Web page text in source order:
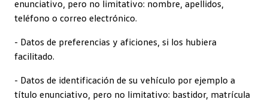
enunciativo, pero no limitativo: nombre, apellidos,
teléfono o correo electrónico.
- Datos de preferencias y aficiones, si los hubiera
facilitado.
- Datos de identificación de su vehículo por ejemplo a
título enunciativo, pero no limitativo: bastidor, matrícula